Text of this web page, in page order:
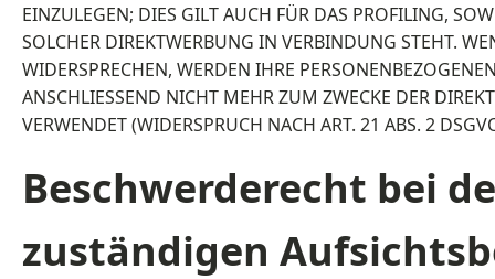
EINZULEGEN; DIES GILT AUCH FÜR DAS PROFILING,
SOLCHER DIREKTWERBUNG IN VERBINDUNG STEHT.
WIDERSPRECHEN, WERDEN IHRE
ANSCHLIESSEND NICHT MEHR ZUM ZWECKE DER
VERWENDET (WIDERSPRUCH NACH ART. 21 ABS. 2
Beschwerde­recht bei
zuständigen